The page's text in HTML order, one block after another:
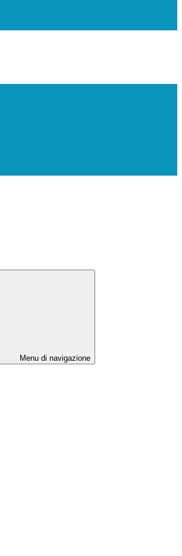
Menu di navigazione